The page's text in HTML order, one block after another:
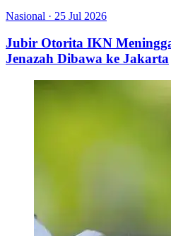
Nasional · 25 Jul 2026
Jubir Otorita IKN
Jenazah Dibawa ke Jakarta